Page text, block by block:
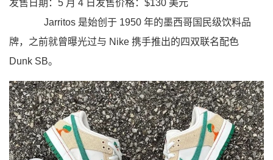
发售日期：5 月 4 日发售价格：$130 美元
Jarritos 是始创于 1950 年的墨西哥国民级饮料品
牌，之前就曾曝光过与 Nike 携手推出的四双联名配色
Dunk SB。